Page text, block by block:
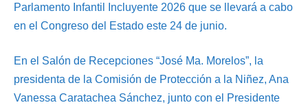
Parlamento Infantil Incluyente 2026 que se llevará a cabo
en el Congreso del Estado este 24 de junio.
En el Salón de Recepciones “José Ma. Morelos”, la
presidenta de la Comisión de Protección a la Niñez, Ana
Vanessa Caratachea Sánchez, junto con el Presidente